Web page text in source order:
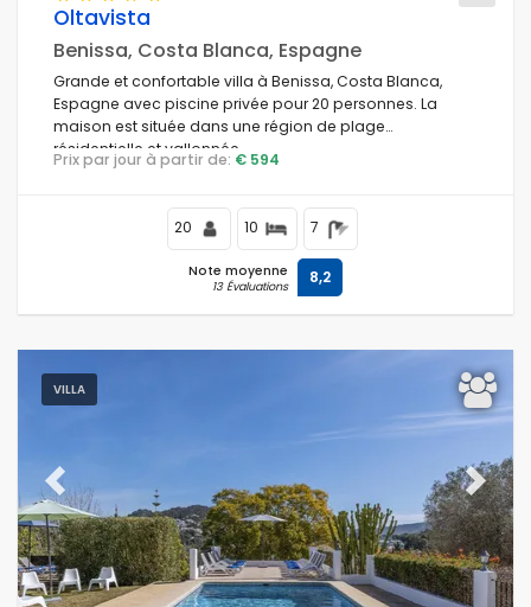
Oltavista
Benissa, Costa Blanca, Espagne
Grande et confortable villa à Benissa, Costa Blanca,
Espagne avec piscine privée pour 20 personnes. La
maison est située dans une région de plage
résidentielle et vallonnée.
Prix par jour à partir de: € 594
20 10 7
Note moyenne
13 Évaluations 8,2
VILLA
Previous Next